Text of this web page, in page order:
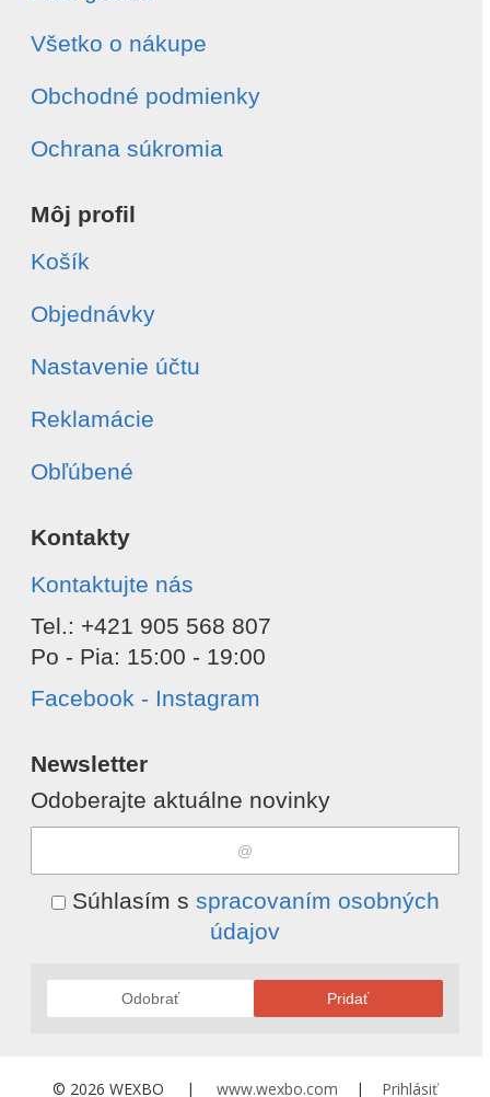
Všetko o nákupe
Obchodné podmienky
Ochrana súkromia
Môj profil
Košík
Objednávky
Nastavenie účtu
Reklamácie
Obľúbené
Kontakty
Kontaktujte nás
Tel.: +421 905 568 807
Po - Pia: 15:00 - 19:00
Facebook - Instagram
Newsletter
Odoberajte aktuálne novinky
Súhlasím s spracovaním osobných
údajov
Odobrať Pridať
© 2026 WEXBO | www.wexbo.com | Prihlásiť